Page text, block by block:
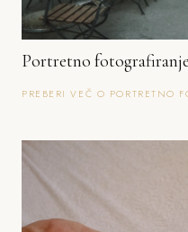
Portretno fotografiranje
PREBERI VEČ O PORTRETNO